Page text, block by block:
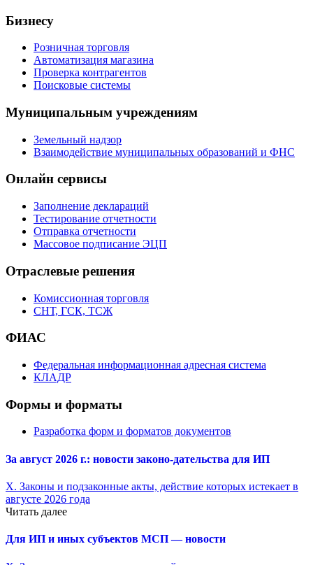
Бизнесу
Розничная торговля
Автоматизация магазина
Проверка контрагентов
Поисковые системы
Муниципальным учреждениям
Земельный надзор
Взаимодействие муниципальных образований и ФНС
Онлайн сервисы
Заполнение деклараций
Тестирование отчетности
Отправка отчетности
Массовое подписание ЭЦП
Отраслевые решения
Комиссионная торговля
СНТ, ГСК, ТСЖ
ФИАС
Федеральная информационная адресная система
КЛАДР
Формы и форматы
Разработка форм и форматов документов
За август 2026 г.: новости законо-дательства для ИП
X. Законы и подзаконные акты, действие которых истекает в
августе 2026 года
Читать далее
Для ИП и иных субъектов МСП — новости